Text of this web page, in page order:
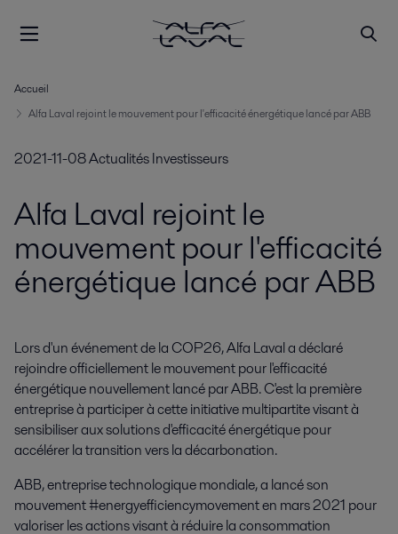
Accueil
Alfa Laval rejoint le mouvement pour l'efficacité énergétique lancé par ABB
2021-11-08Actualités Investisseurs
Alfa Laval rejoint le
mouvement pour l'efficacité
énergétique lancé par ABB
Lors d'un événement de la COP26, Alfa Laval a déclaré
rejoindre officiellement le mouvement pour l'efficacité
énergétique nouvellement lancé par ABB. C'est la première
entreprise à participer à cette initiative multipartite visant à
sensibiliser aux solutions d'efficacité énergétique pour
accélérer la transition vers la décarbonation.
ABB, entreprise technologique mondiale, a lancé son
mouvement #energyefficiencymovement en mars 2021 pour
valoriser les actions visant à réduire la consommation